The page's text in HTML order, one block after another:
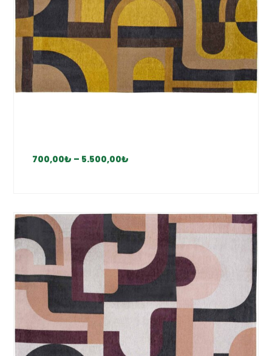
700,00₺ – 5.500,00₺